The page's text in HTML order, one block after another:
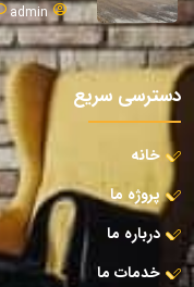
admin
دسترسی سریع
خانه
پروژه ما
درباره ما
خدمات ما